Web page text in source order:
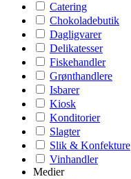
Catering
Chokoladebutik
Dagligvarer
Delikatesser
Fiskehandler
Grønthandlere
Isbarer
Kiosk
Konditorier
Slagter
Slik & Konfekture
Vinhandler
Medier